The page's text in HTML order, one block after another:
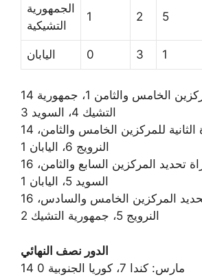
الجمهورية
التشيكية
1 2 5
اليابان 0 3 1
14 مارس: مباراة المركزين الخامس والثامن 1، جمهورية
التشيك 4، السويد 3
14 مارس: المباراة الثانية للمركزين الخامس والثامن،
النرويج 6، اليابان 1
16 مارس: مباراة تحديد المركزين السابع والثامن،
السويد 5، اليابان 1
16 مارس: مباراة تحديد المركزين الخامس والسادس،
النرويج 5، جمهورية التشيك 2
الدور نصف النهائي
14 مارس: كندا 7، كوريا الجنوبية 0